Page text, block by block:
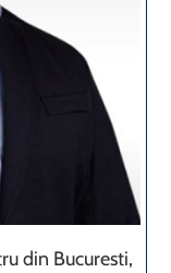
din Bucuresti,